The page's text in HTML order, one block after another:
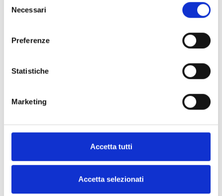
delNecessari
Preferenze
Statistiche
Marketing
Accetta tutti
Accetta selezionati
Air2-MC400
BIC100